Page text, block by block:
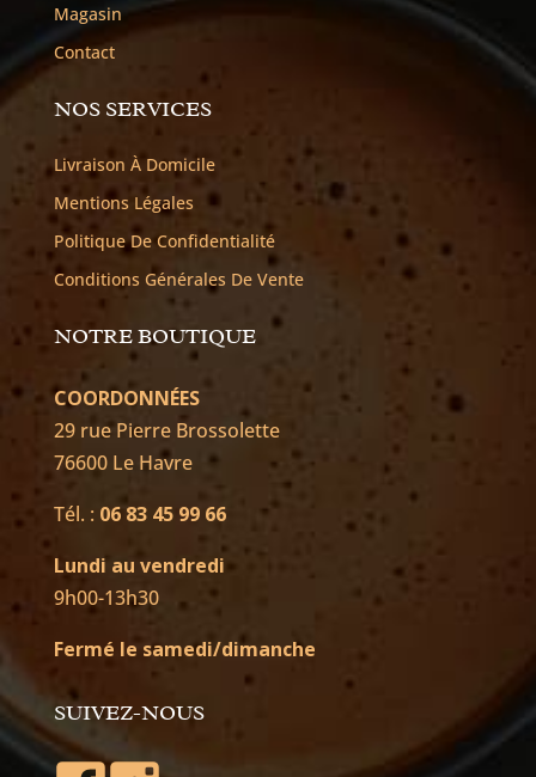
Magasin
Contact
NOS SERVICES
Livraison À Domicile
Mentions Légales
Politique De Confidentialité
Conditions Générales De Vente
NOTRE BOUTIQUE
COORDONNÉES
29 rue Pierre Brossolette
76600 Le Havre
Tél. : 06 83 45 99 66
Lundi au vendredi
9h00-13h30
Fermé le samedi/dimanche
SUIVEZ-NOUS